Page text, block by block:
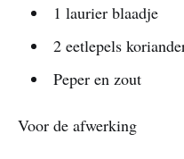
1 laurier blaadje
2 eetlepels
Peper en zout
Voor de afwerking